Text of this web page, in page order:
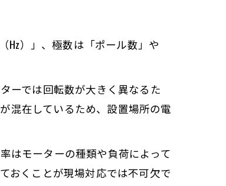
Hz）」、極数は「ポール数」や
ーでは回転数が大きく異なるた
混在しているため、設置場所の電
はモーターの種類や負荷によって
おくことが現場対応では不可欠で